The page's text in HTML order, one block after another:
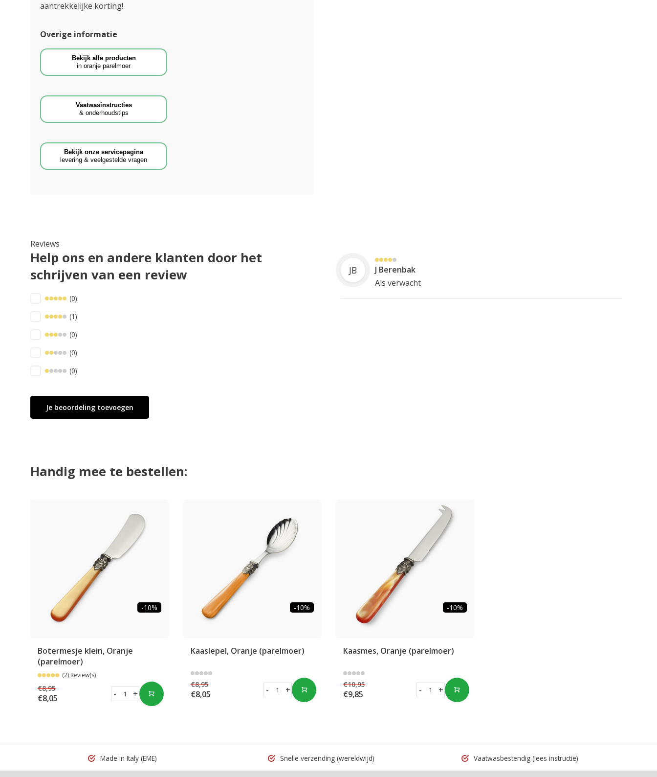
aantrekkelijke korting!
Overige informatie
Bekijk alle producten
in oranje parelmoer
Vaatwasinstructies
& onderhoudstips
Bekijk onze servicepagina
levering & veelgestelde vragen
Reviews
Help ons en andere klanten door het
schrijven van een review
(0)
(1)
(0)
(0)
(0)
Je beoordeling toevoegen
JB
J Berenbak
Als verwacht
Handig mee te bestellen:
-10%
Botermesje klein, Oranje
(parelmoer)
(2) Review(s)
€8,95
€8,05 +
-
-10%
Kaaslepel, Oranje (parelmoer)
€8,95
€8,05 +
-
-10%
Kaasmes, Oranje (parelmoer)
€10,95
€9,85 +
-
Made in Italy (EME) Snelle verzending (wereldwijd) Vaatwasbestendig(lees instructie)